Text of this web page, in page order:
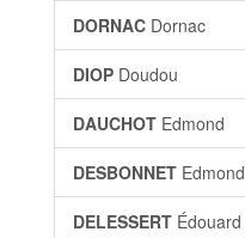
DORNAC Dornac
DIOP Doudou
DAUCHOT Edmond
DESBONNET Edmond
DELESSERT Édouard